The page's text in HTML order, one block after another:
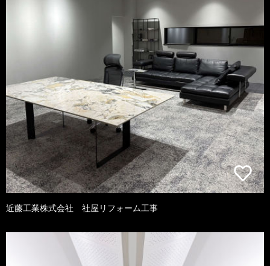
近藤工業株式会社 社屋リフォーム工事